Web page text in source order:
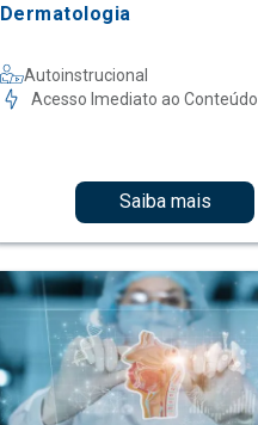
Dermatologia
Autoinstrucional
Acesso Imediato ao Conteúdo
Saiba mais